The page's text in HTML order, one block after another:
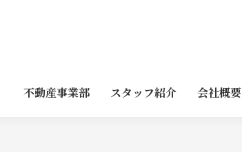
不動産事業部 スタッフ紹介 会社概要